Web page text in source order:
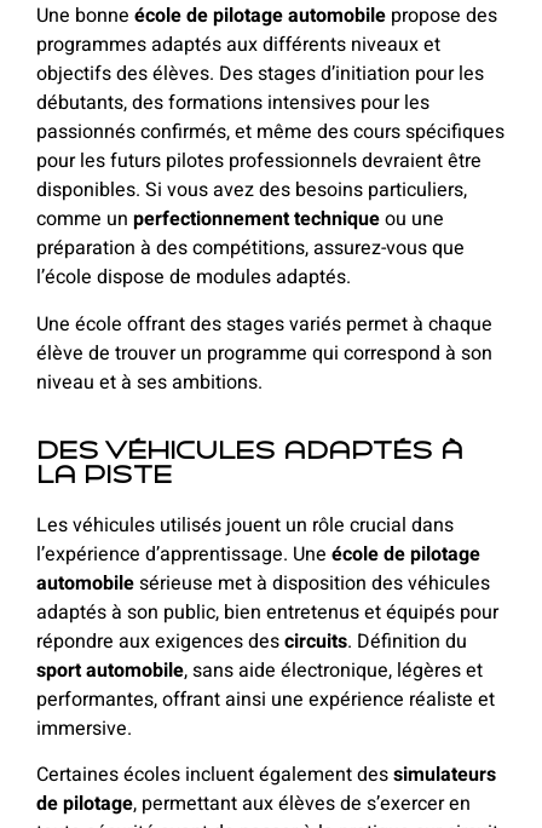
Une bonne école de pilotage automobile propose des
programmes adaptés aux différents niveaux et
objectifs des élèves. Des stages d’initiation pour les
débutants, des formations intensives pour les
passionnés confirmés, et même des cours spécifiques
pour les futurs pilotes professionnels devraient être
disponibles. Si vous avez des besoins particuliers,
comme un perfectionnement techniqueou une
préparation à des compétitions, assurez-vous que
l’école dispose de modules adaptés.
Une école offrant des stages variés permet à chaque
élève de trouver un programme qui correspond à son
niveau et à ses ambitions.
Des véhicules adaptés à
la piste
Les véhicules utilisés jouent un rôle crucial dans
l’expérience d’apprentissage. Une école de pilotage
automobilesérieuse met à disposition des véhicules
adaptés à son public, bien entretenus et équipés pour
répondre aux exigences descircuits. Définition du
sport automobile, sans aide électronique, légères et
performantes, offrant ainsi une expérience réaliste et
immersive.
Certaines écoles incluent également dessimulateurs
de pilotage, permettant aux élèves de s’exercer en